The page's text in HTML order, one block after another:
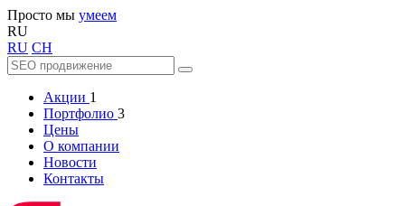
Просто мы умеем
RU
RU CH
Акции 1
Портфолио 3
Цены
О компании
Новости
Контакты